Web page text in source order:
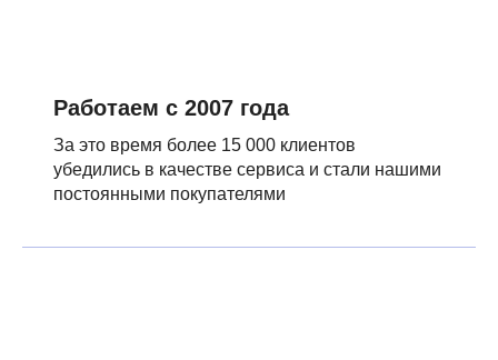
Работаем с 2007 года
За это время более 15 000 клиентов
убедились в качестве сервиса и стали нашими
постоянными покупателями